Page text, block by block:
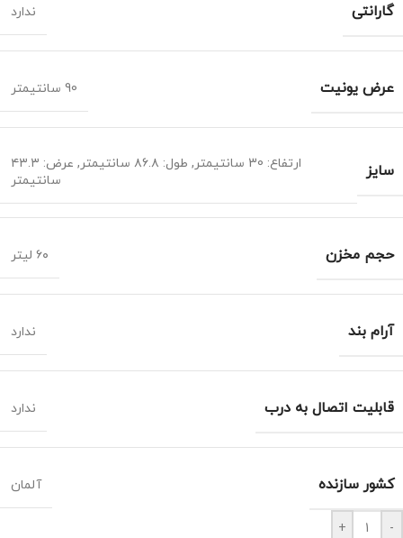
گارانتی ندارد
عرض یونیت 90 سانتیمتر
سایز ارتفاع: 30 سانتیمتر , طول: ۸۶.۸ سانتیمتر ,
عرض: ۴۳.۳
سانتیمتر
حجم مخزن ۶۰ لیتر
آرام بند ندارد
قابلیت اتصال به درب ندارد
کشور سازنده آلمان
-
+